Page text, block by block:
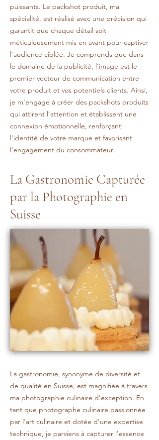
La Gastronomie Capturée
par la Photographie en
Suisse
La gastronomie, synonyme de diversité et
de qualité en Suisse, est magnifiée à travers
ma photographie culinaire d'exception. En
tant que photographe culinaire passionnée
par l'art culinaire et dotée d'une expertise
technique, je parviens à capturer l'essence
puissants. Le packshot produit, ma
spécialité, est réalisé avec une précision qui
garantit que chaque détail soit
méticuleusement mis en avant pour captiver
l'audience ciblée. Je comprends que dans
le domaine de la publicité, l'image est le
premier vecteur de communication entre
votre produit et vos potentiels clients. Ainsi,
je m'engage à créer des packshots produits
qui attirent l'attention et établissent une
connexion émotionnelle, renforçant
l'identité de votre marque et favorisant
l'engagement du consommateur.